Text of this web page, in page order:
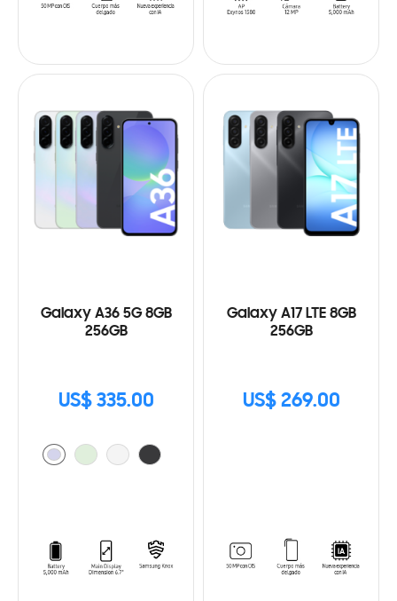
Galaxy A36 5G 8GB
256GB
US$ 335.00
Galaxy A17 LTE 8GB
256GB
US$ 269.00